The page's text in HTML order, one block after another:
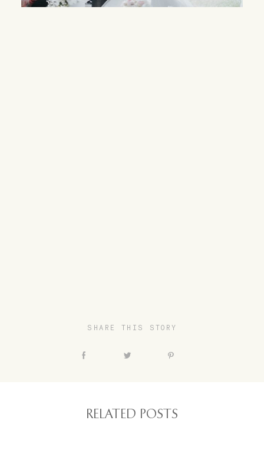
SHARE THIS STORY
RELATED POSTS